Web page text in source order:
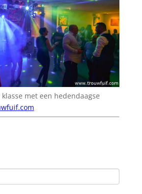
met een hedendaagse